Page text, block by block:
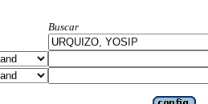
Buscar